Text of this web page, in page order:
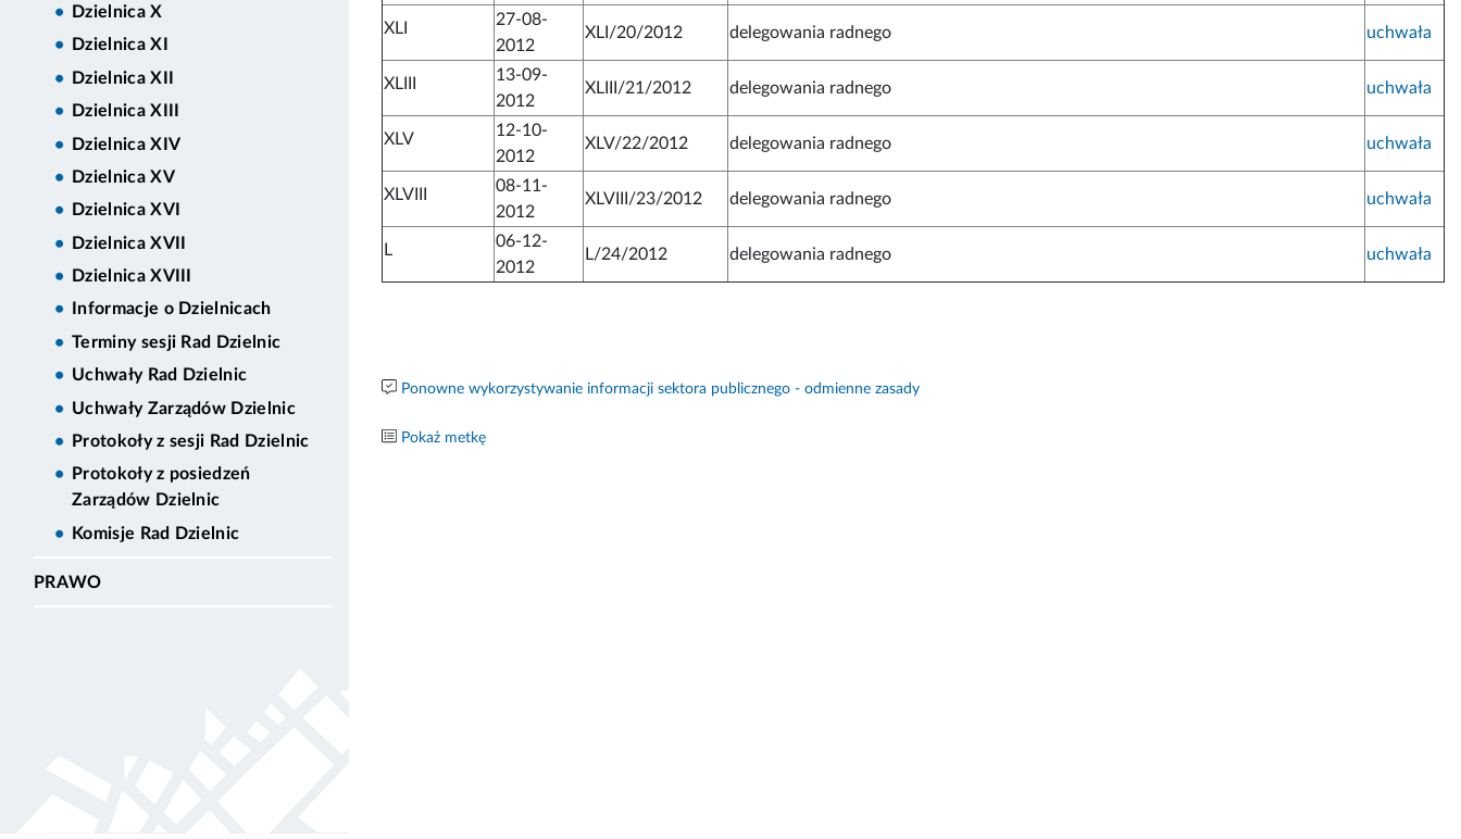
Dzielnica X
Dzielnica XI
Dzielnica XII
Dzielnica XIII
Dzielnica XIV
Dzielnica XV
Dzielnica XVI
Dzielnica XVII
Dzielnica XVIII
Informacje o Dzielnicach
Terminy sesji Rad Dzielnic
Uchwały Rad Dzielnic
Uchwały Zarządów Dzielnic
Protokoły z sesji Rad Dzielnic
Protokoły z posiedzeń
Zarządów Dzielnic
Komisje Rad Dzielnic
PRAWO
XLI
27-08-
2012
XLI/20/2012 delegowania radnego uchwała
XLIII
13-09-
2012
XLIII/21/2012 delegowania radnego uchwała
XLV
12-10-
2012
XLV/22/2012 delegowania radnego uchwała
XLVIII
08-11-
2012
XLVIII/23/2012 delegowania radnego uchwała
L
06-12-
2012
L/24/2012 delegowania radnego uchwała
Ponowne wykorzystywanie informacji sektora publicznego - odmienne zasady
Pokaż metkę